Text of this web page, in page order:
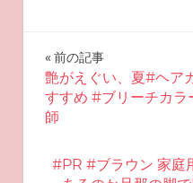
投
稿
ナ
ビ
前の記事
艶がえぐい、夏#ヘア
すすめ #ブリーチカ
師
#PR #ブラウン 家庭